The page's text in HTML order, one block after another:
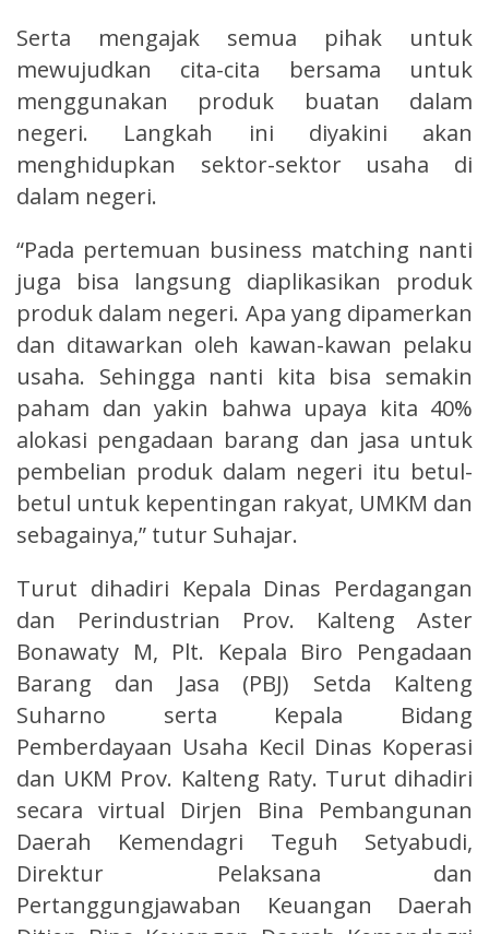
Serta mengajak semua pihak untuk
mewujudkan cita-cita bersama untuk
menggunakan produk buatan dalam
negeri. Langkah ini diyakini akan
menghidupkan sektor-sektor usaha di
dalam negeri.
“Pada pertemuan business matching nanti
juga bisa langsung diaplikasikan produk
produk dalam negeri. Apa yang dipamerkan
dan ditawarkan oleh kawan-kawan pelaku
usaha. Sehingga nanti kita bisa semakin
paham dan yakin bahwa upaya kita 40%
alokasi pengadaan barang dan jasa untuk
pembelian produk dalam negeri itu betul-
betul untuk kepentingan rakyat, UMKM dan
sebagainya,” tutur Suhajar.
Turut dihadiri Kepala Dinas Perdagangan
dan Perindustrian Prov. Kalteng Aster
Bonawaty M, Plt. Kepala Biro Pengadaan
Barang dan Jasa (PBJ) Setda Kalteng
Suharno serta Kepala Bidang
Pemberdayaan Usaha Kecil Dinas Koperasi
dan UKM Prov. Kalteng Raty. Turut dihadiri
secara virtual Dirjen Bina Pembangunan
Daerah Kemendagri Teguh Setyabudi,
Direktur Pelaksana dan
Pertanggungjawaban Keuangan Daerah